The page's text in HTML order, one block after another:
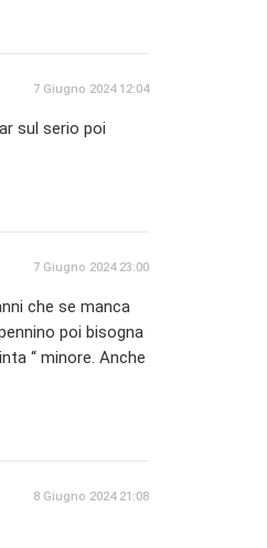
7 Giugno 2024 12:04
sul serio poi
7 Giugno 2024 23:00
che se manca
poi bisogna
“ minore. Anche
8 Giugno 2024 21:08